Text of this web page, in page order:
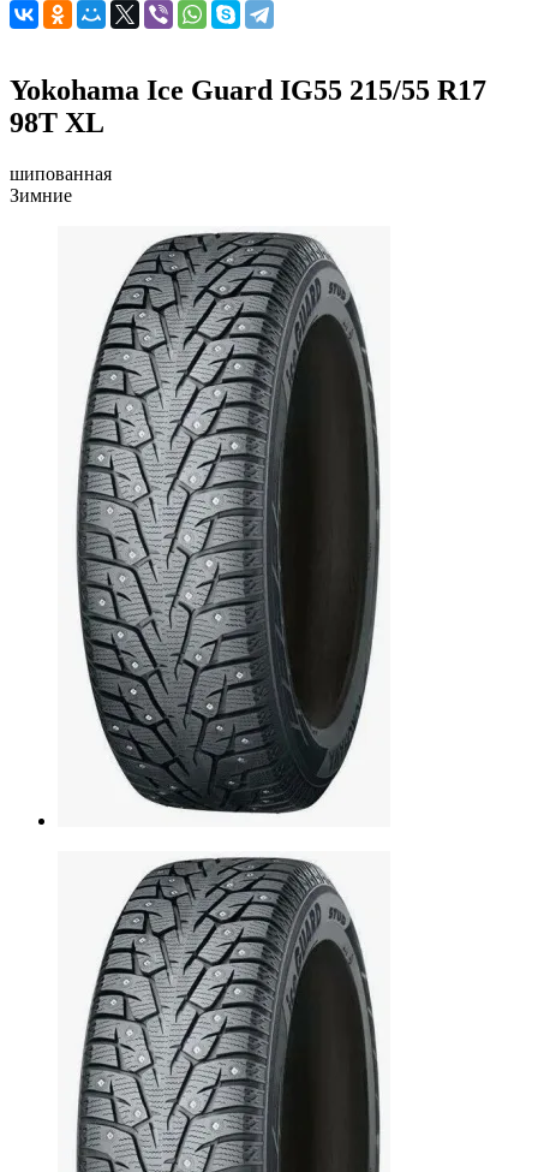
Yokohama Ice Guard IG55 215/55 R17
98T XL
шипованная
Зимние